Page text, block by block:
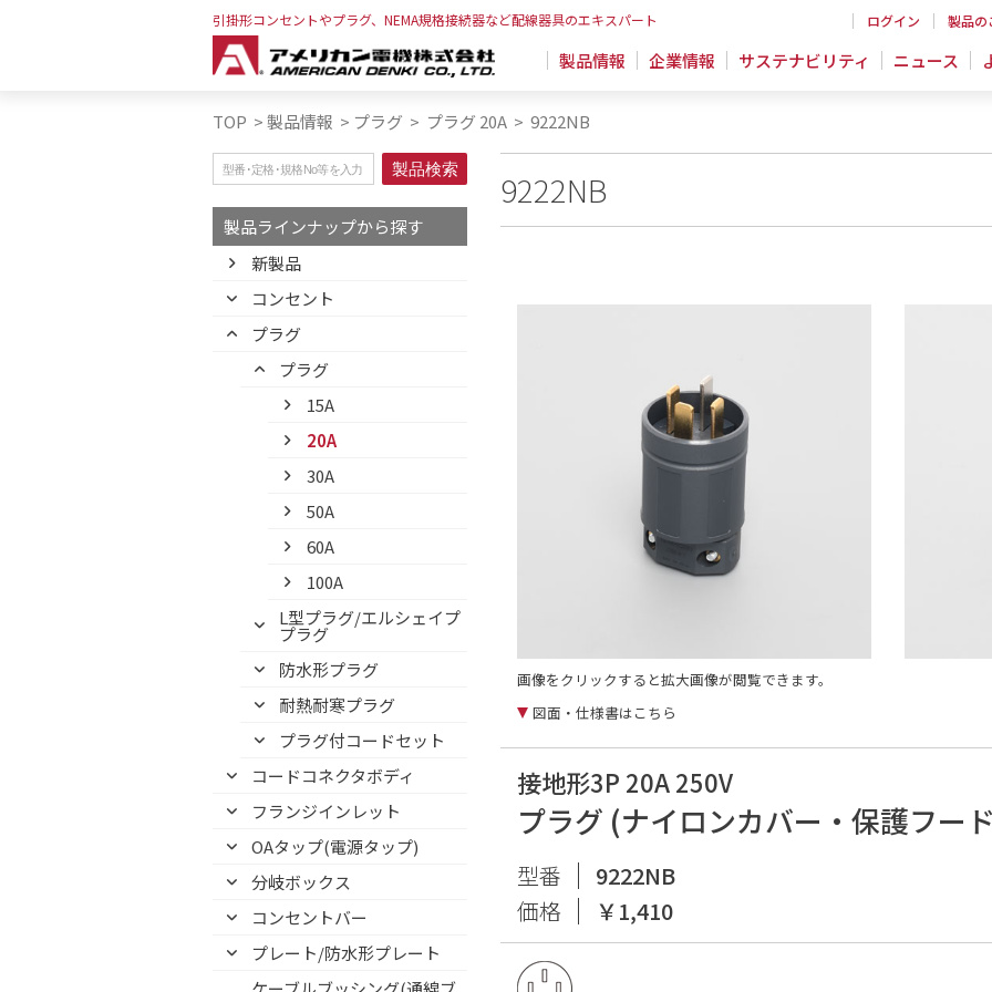
引掛形コンセントやプラグ、NEMA規格接続器など配線器具のエキスパート ログイン 製品の
製品情報 企業情報 サステナビリティ ニュース
TOP >製品情報 > プラグ > プラグ 20A > 9222NB
製品ラインナップから探す
新製品
コンセント
プラグ
プラグ
15A
20A
30A
50A
60A
100A
L型プラグ/エルシェイプ
プラグ
防水形プラグ
耐熱耐寒プラグ
プラグ付コードセット
コードコネクタボディ
フランジインレット
OAタップ(電源タップ)
分岐ボックス
コンセントバー
プレート/防水形プレート
9222NB
画像をクリックすると拡大画像が閲覧できます。
図面・仕様書はこちら
接地形3P 20A 250V
プラグ (ナイロンカバー・保護フー
型番
9222NB
価格
￥1,410